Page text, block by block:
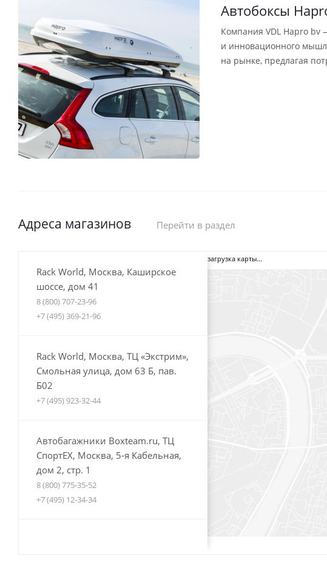
Автобоксы
Компания VDL Hapro bv
и инновационного
на рынке, предлагая
Адреса магазинов Перейти в раздел
Rack World, Москва, Каширское
шоссе, дом 41
8 (800) 707-23-96
+7 (495) 369-21-96
Rack World, Москва, ТЦ «Экстрим»,
Смольная улица, дом 63 Б, пав.
Б02
+7 (495) 923-32-44
Автобагажники Boxteam.ru, ТЦ
СпортЕХ, Москва, 5-я Кабельная,
дом 2, стр. 1
8 (800) 775-35-52
+7 (495) 12-34-34
загрузка карты...